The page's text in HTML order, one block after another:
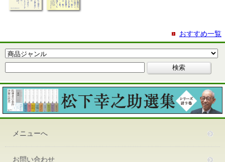
おすすめ一覧
メニューへ
お問い合わせ